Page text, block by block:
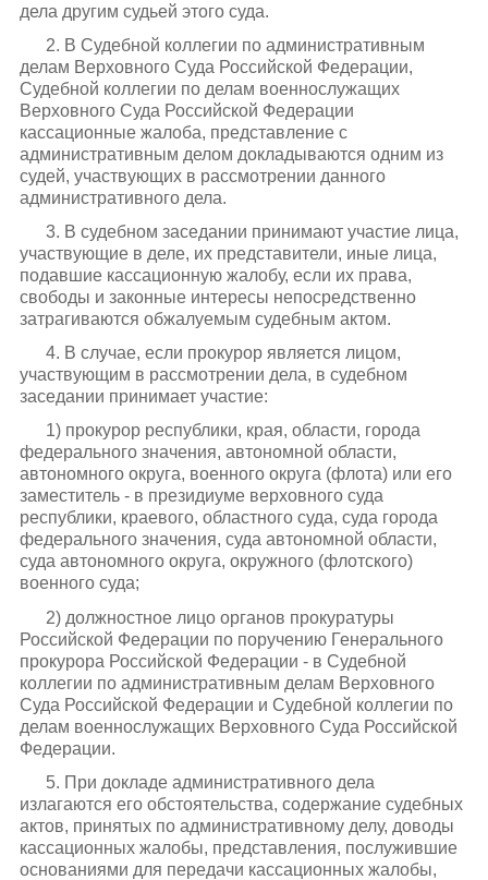
дела другим судьей этого суда.
2. В Судебной коллегии по административным
делам Верховного Суда Российской Федерации,
Судебной коллегии по делам военнослужащих
Верховного Суда Российской Федерации
кассационные жалоба, представление с
административным делом докладываются одним из
судей, участвующих в рассмотрении данного
административного дела.
3. В судебном заседании принимают участие лица,
участвующие в деле, их представители, иные лица,
подавшие кассационную жалобу, если их права,
свободы и законные интересы непосредственно
затрагиваются обжалуемым судебным актом.
4. В случае, если прокурор является лицом,
участвующим в рассмотрении дела, в судебном
заседании принимает участие:
1) прокурор республики, края, области, города
федерального значения, автономной области,
автономного округа, военного округа (флота) или его
заместитель - в президиуме верховного суда
республики, краевого, областного суда, суда города
федерального значения, суда автономной области,
суда автономного округа, окружного (флотского)
военного суда;
2) должностное лицо органов прокуратуры
Российской Федерации по поручению Генерального
прокурора Российской Федерации - в Судебной
коллегии по административным делам Верховного
Суда Российской Федерации и Судебной коллегии по
делам военнослужащих Верховного Суда Российской
Федерации.
5. При докладе административного дела
излагаются его обстоятельства, содержание судебных
актов, принятых по административному делу, доводы
кассационных жалобы, представления, послужившие
основаниями для передачи кассационных жалобы,